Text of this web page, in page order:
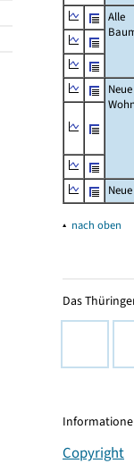
Alle
Neue
▴ nach oben
Das
Copyright